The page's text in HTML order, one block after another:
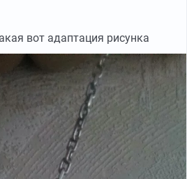
вот адаптация рисунка